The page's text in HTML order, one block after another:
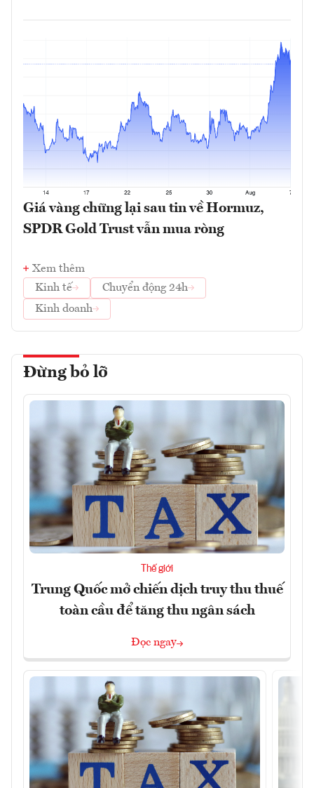
Giá vàng chững lại sau tin về Hormuz,
SPDR Gold Trust vẫn mua ròng
Xem thêm
Kinh tế
Chuyển động 24h
Kinh doanh
Đừng bỏ lỡ
Thế giới
Trung Quốc mở chiến dịch truy thu thuế
toàn cầu để tăng thu ngân sách
Đọc ngay